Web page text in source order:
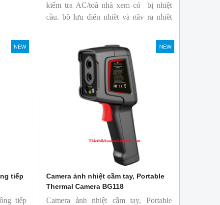
kiểm tra AC/toà nhà xem có bị nhiệt
cầu, bộ lưu điện nhiệt và gây ra nhiệt
NEW
tiếp
tiếp
NEW
Camera ảnh nhiệt cầm tay, Portable
Thermal Camera BG118
Camera ảnh nhiệt cầm tay, Portable